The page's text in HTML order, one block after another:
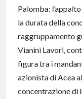
Palomba:
la durata della
raggruppamento
Vianini Lavori,
figura tra i
azionista di Acea
concentrazione di